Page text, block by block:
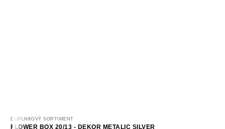
DOPLNKOVÝ SORTIMENT
FLOWER BOX 20/13 - DEKOR METALIC SILVER